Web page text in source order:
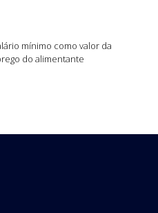
mínimo como valor da
do alimentante